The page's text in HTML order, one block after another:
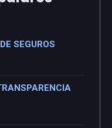
SEGUROS